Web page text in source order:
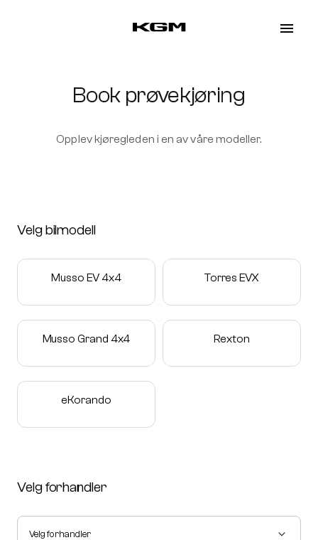
Book prøvekjøring
Opplev kjøregleden i en av våre modeller.
Velg bilmodell
Musso EV 4x4 Torres EVX
Musso Grand 4x4 Rexton
eKorando
Velg forhandler
Velg forhandler